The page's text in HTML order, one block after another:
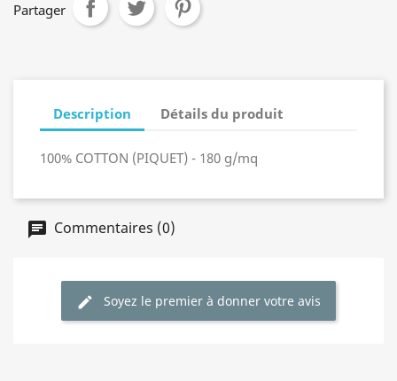
Partager
Description Détails du produit
100% COTTON (PIQUET) - 180 g/mq
Commentaires (0)
Soyez le premier à donner votre avis